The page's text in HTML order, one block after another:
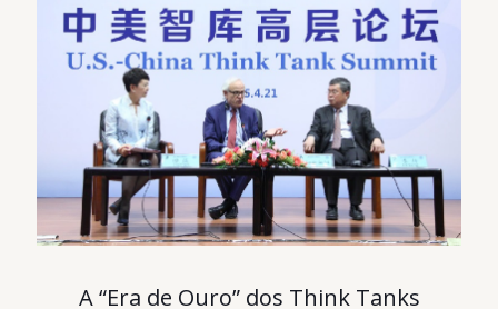
A “Era de Ouro” dos Think Tanks